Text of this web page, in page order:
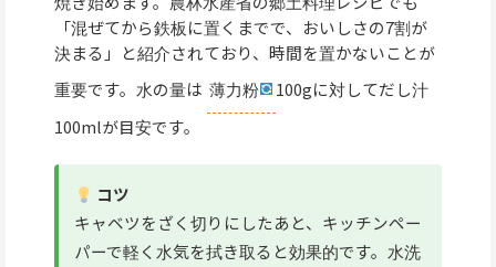
「混ぜてから鉄板に置くまでで、おいしさの7割が
決まる」と紹介されており、時間を置かないことが
重要です。水の量は 薄力粉
100gに対してだし汁
100mlが目安です。
コツ
キャベツをざく切りにしたあと、キッチンペー
パーで軽く水気を拭き取ると効果的です。水洗